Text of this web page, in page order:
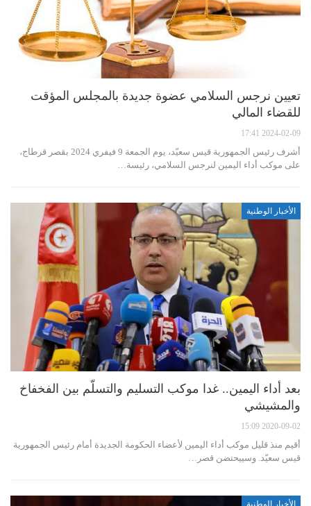
تعيين نرجس السلامي عضوة جديدة بالمجلس المؤقت
للقضاء المالي
2024-02-09 17:41
أشرف رئيس الجمهورية قيس سعيّد، يوم الجمعة 9 فيفري 2024 بقصر قرطاج،
على موكب أداء اليمين لنرجس السلامي، رئيسة…
الأخبار الوطنية
بعد أداء اليمين.. غدا موكب التسليم والتسلّم بين الفخفاخ
والمشيشي
2020-09-02 15:09
أقيم منذ قليل موكب أداء اليمين لأعضاء الحكومة الجديدة أمام رئيس الجمهورية
قيس سعيّد. وسييحتضن قصر…
الأخبار الوطنية